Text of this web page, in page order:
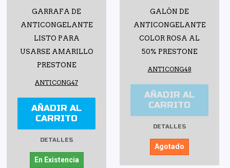
GARRAFA DE
ANTICONGELANTE
LISTO PARA
USARSE AMARILLO
PRESTONE
ANTICONG47
AÑADIR AL
CARRITO
DETALLES
En Existencia
GALÓN DE
ANTICONGELANTE
COLOR ROSA AL
50% PRESTONE
ANTICONG48
AÑADIR AL
CARRITO
DETALLES
Agotado